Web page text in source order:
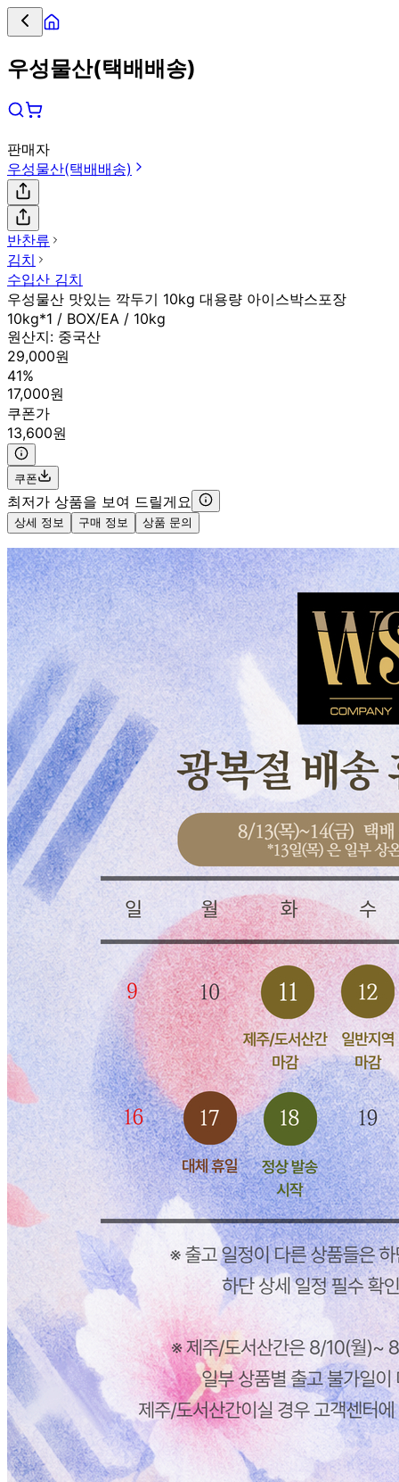
우성물산(택배배송)
판매자
우성물산(택배배송)
반찬류
김치
수입산 김치
우성물산 맛있는 깍두기 10kg 대용량 아이스박스포장
10kg*1 / BOX/EA / 10kg
원산지: 중국산
29,000원
41%
17,000원
쿠폰가
13,600원
쿠폰
최저가 상품을 보여 드릴게요
상세 정보 구매 정보 상품 문의